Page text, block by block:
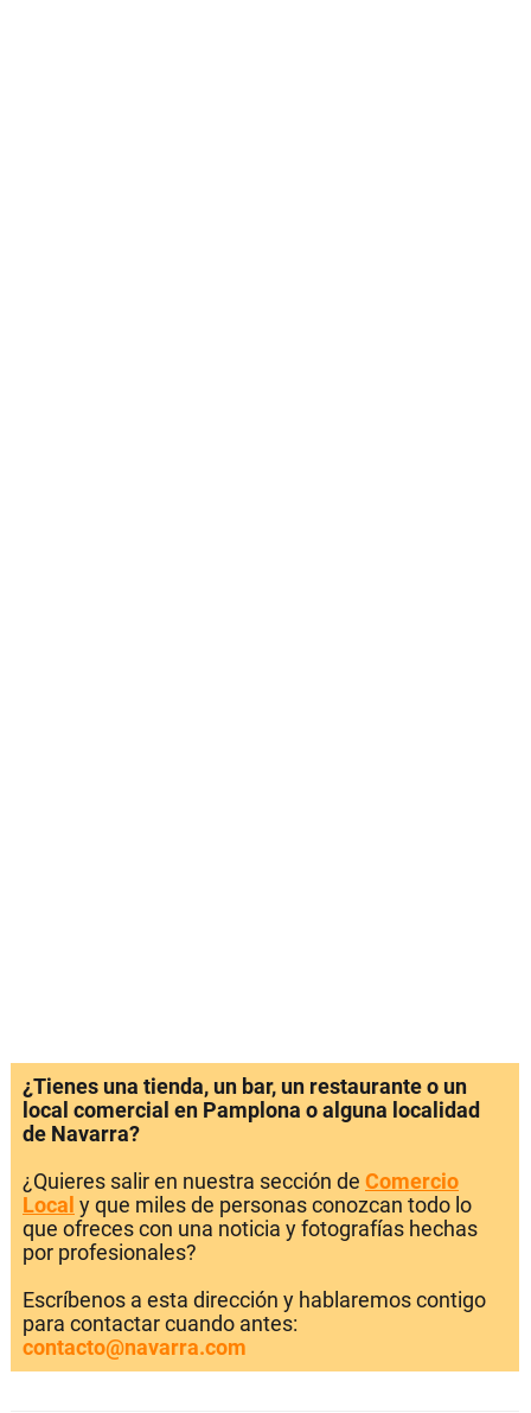
¿Tienes una tienda, un bar, un restaurante o un
local comercial en Pamplona o alguna localidad
de Navarra?
¿Quieres salir en nuestra sección de Comercio
Local y que miles de personas conozcan todo lo
que ofreces con una noticia y fotografías hechas
por profesionales?
Escríbenos a esta dirección y hablaremos contigo
para contactar cuando antes:
contacto@navarra.com